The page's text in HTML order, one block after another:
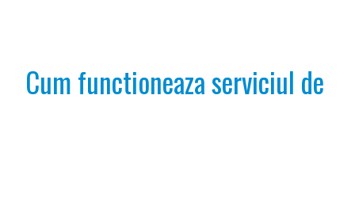
Cum functioneaza serviciul de